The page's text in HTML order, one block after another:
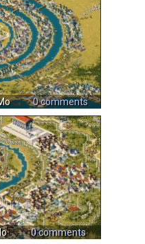
0 comments
0 comments